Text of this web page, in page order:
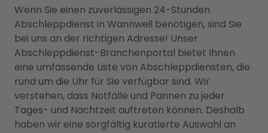
Wenn Sie einen zuverlässigen 24-Stunden
Abschleppdienst in Wannweil benötigen, sind Sie
bei uns an der richtigen Adresse! Unser
Abschleppdienst-Branchenportal bietet Ihnen
eine umfassende Liste von Abschleppdiensten, die
rund um die Uhr für Sie verfügbar sind. Wir
verstehen, dass Notfälle und Pannen zu jeder
Tages- und Nachtzeit auftreten können. Deshalb
haben wir eine sorgfältig kuratierte Auswahl an